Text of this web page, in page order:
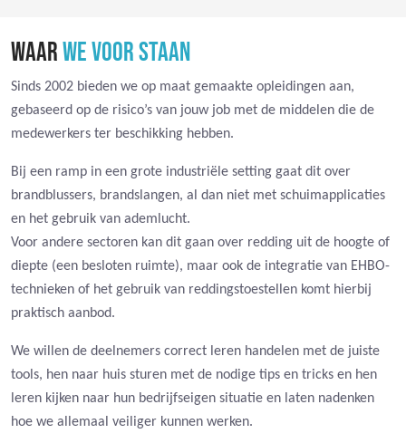
WAARWE VOOR STAAN
Sinds 2002 bieden we op maat gemaakte opleidingen aan,
gebaseerd op de risico’s van jouw job met de middelen die de
medewerkers ter beschikking hebben.
Bij een ramp in een grote industriële setting gaat dit over
brandblussers, brandslangen, al dan niet met schuimapplicaties
en het gebruik van ademlucht.
Voor andere sectoren kan dit gaan over redding uit de hoogte of
diepte (een besloten ruimte), maar ook de integratie van EHBO-
technieken of het gebruik van reddingstoestellen komt hierbij
praktisch aanbod.
We willen de deelnemers correct leren handelen met de juiste
tools, hen naar huis sturen met de nodige tips en tricks en hen
leren kijken naar hun bedrijfseigen situatie en laten nadenken
hoe we allemaal veiliger kunnen werken.